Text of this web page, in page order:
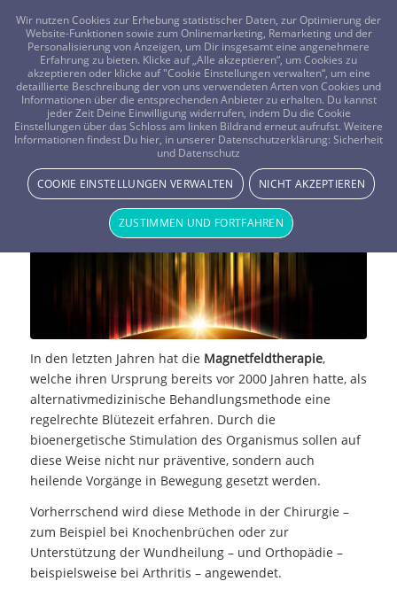
FRAGEN? KOSTENLOS ANRUFEN: 0800-8478266
Magnetfeldtherapie
In den letzten Jahren hat die Magnetfeldtherapie,
welche ihren Ursprung bereits vor 2000 Jahren hatte, als
alternativmedizinische Behandlungsmethode eine
regelrechte Blütezeit erfahren. Durch die
bioenergetische Stimulation des Organismus sollen auf
diese Weise nicht nur präventive, sondern auch
heilende Vorgänge in Bewegung gesetzt werden.
Vorherrschend wird diese Methode in der Chirurgie –
zum Beispiel bei Knochenbrüchen oder zur
Unterstützung der Wundheilung – und Orthopädie –
beispielsweise bei Arthritis – angewendet.
Wir nutzen Cookies zur Erhebung statistischer Daten, zur Optimierung der
Website-Funktionen sowie zum Onlinemarketing, Remarketing und der
Personalisierung von Anzeigen, um Dir insgesamt eine angenehmere
Erfahrung zu bieten. Klicke auf „Alle akzeptieren“, um Cookies zu
akzeptieren oder klicke auf "Cookie Einstellungen verwalten“, um eine
detaillierte Beschreibung der von uns verwendeten Arten von Cookies und
Informationen über die entsprechenden Anbieter zu erhalten. Du kannst
jeder Zeit Deine Einwilligung widerrufen, indem Du die Cookie
Einstellungen über das Schloss am linken Bildrand erneut aufrufst. Weitere
Informationen findest Du hier, in unserer Datenschutzerklärung: Sicherheit
und Datenschutz
COOKIE EINSTELLUNGEN VERWALTEN NICHT AKZEPTIEREN
ZUSTIMMEN UND FORTFAHREN